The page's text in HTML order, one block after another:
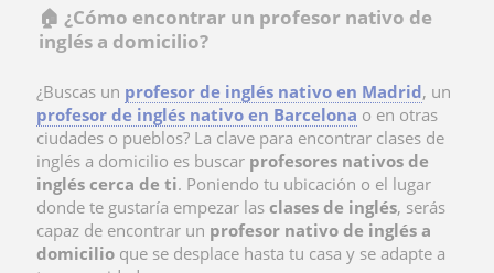
🏠 ¿Cómo encontrar un profesor nativo de
inglés a domicilio?
¿Buscas un profesor de inglés nativo en Madrid, un
profesor de inglés nativo en Barcelona o en otras
ciudades o pueblos? La clave para encontrar clases de
inglés a domicilio es buscar profesores nativos de
inglés cerca de ti. Poniendo tu ubicación o el lugar
donde te gustaría empezar las clases de inglés, serás
capaz de encontrar un profesor nativo de inglés a
domicilio que se desplace hasta tu casa y se adapte a